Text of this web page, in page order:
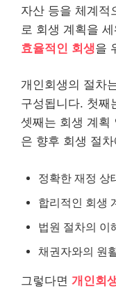
자산 등을 체계적
로 회생 계획을
효율적인 회생을
개인회생의 절차
구성됩니다. 첫째
셋째는 회생 계획
은 향후 회생 절
정확한 재정 상
합리적인 회생
법원 절차의 이
채권자와의 원
그렇다면 개인회